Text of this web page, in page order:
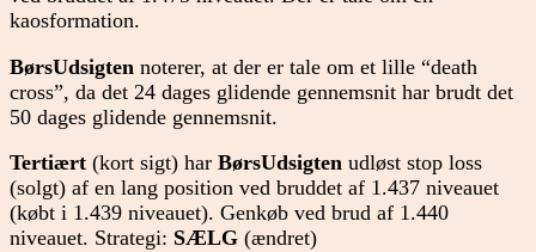
kaosformation.
BørsUdsigten noterer, at der er tale om et lille “death
cross”, da det 24 dages glidende gennemsnit har brudt det
50 dages glidende gennemsnit.
Tertiært (kort sigt) har BørsUdsigten udløst stop loss
(solgt) af en lang position ved bruddet af 1.437 niveauet
(købt i 1.439 niveauet). Genkøb ved brud af 1.440
niveauet. Strategi: SÆLG (ændret)